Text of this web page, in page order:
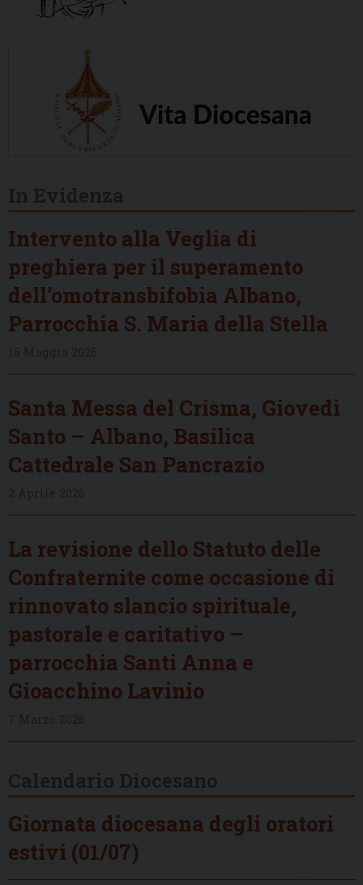
Intervento alla Veglia di
preghiera per il superamento
dell’omotransbifobia Albano,
Parrocchia S. Maria della Stella
Santa Messa del Crisma, Giovedì
Santo – Albano, Basilica
Cattedrale San Pancrazio
La revisione dello Statuto delle
Confraternite come occasione di
rinnovato slancio spirituale,
pastorale e caritativo –
parrocchia Santi Anna e
Gioacchino Lavinio
Giornata diocesana degli oratori
estivi (01/07)